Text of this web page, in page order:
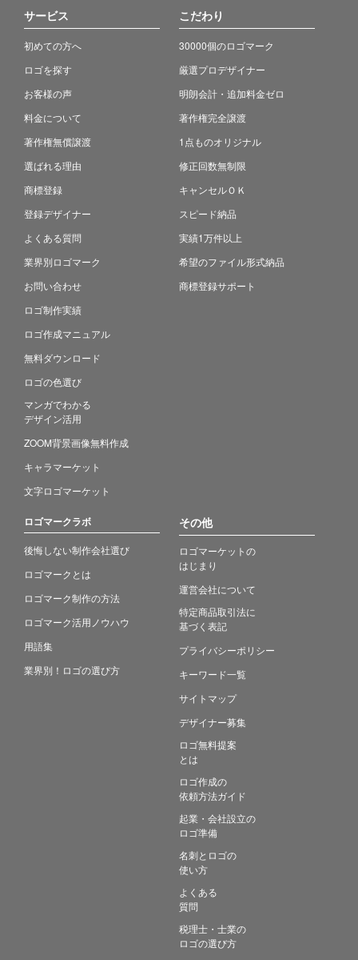
サービス
初めての方へ
ロゴを探す
お客様の声
料金について
著作権無償譲渡
選ばれる理由
商標登録
登録デザイナー
よくある質問
業界別ロゴマーク
お問い合わせ
ロゴ制作実績
ロゴ作成マニュアル
無料ダウンロード
ロゴの色選び
マンガでわかる
デザイン活用
ZOOM背景画像無料作成
キャラマーケット
文字ロゴマーケット
こだわり
30000個のロゴマーク
厳選プロデザイナー
明朗会計・追加料金ゼロ
著作権完全譲渡
1点ものオリジナル
修正回数無制限
キャンセルＯＫ
スピード納品
実績1万件以上
希望のファイル形式納品
商標登録サポート
ロゴマークラボ
後悔しない制作会社選び
ロゴマークとは
ロゴマーク制作の方法
ロゴマーク活用ノウハウ
用語集
業界別！ロゴの選び方
その他
ロゴマーケットの
はじまり
運営会社について
特定商品取引法に
基づく表記
プライバシーポリシー
キーワード一覧
サイトマップ
デザイナー募集
ロゴ無料提案
とは
ロゴ作成の
依頼方法ガイド
起業・会社設立の
ロゴ準備
名刺とロゴの
使い方
よくある
質問
税理士・士業の
ロゴの選び方